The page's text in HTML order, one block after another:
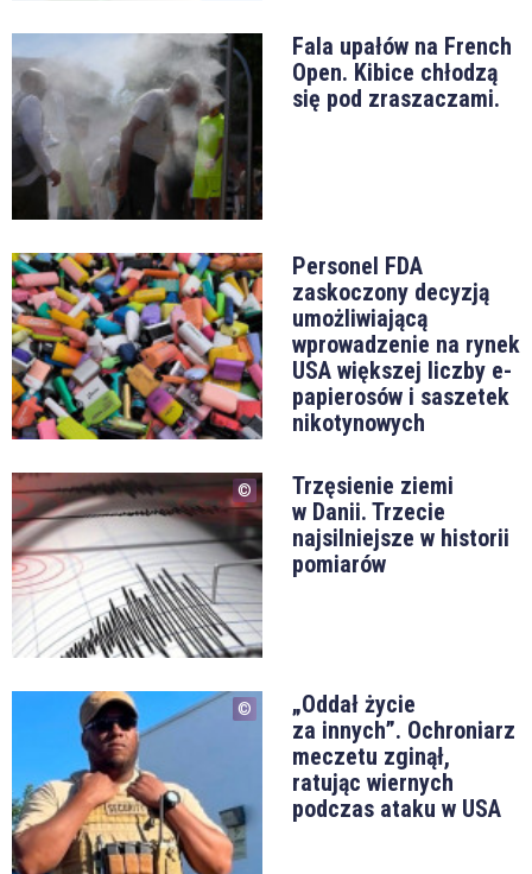
Fala upałów na French
Open. Kibice chłodzą
się pod zraszaczami.
Personel FDA
zaskoczony decyzją
umożliwiającą
wprowadzenie na rynek
USA większej liczby e-
papierosów i saszetek
nikotynowych
Trzęsienie ziemi
w Danii. Trzecie
najsilniejsze w historii
pomiarów
„Oddał życie
za innych”. Ochroniarz
meczetu zginął,
ratując wiernych
podczas ataku w USA